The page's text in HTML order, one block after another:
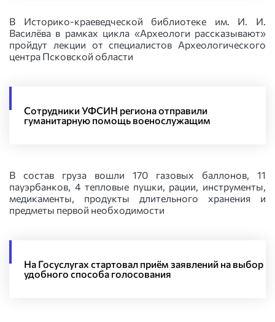
В Историко-краеведческой библиотеке им. И. И.
Василёва в рамках цикла «Археологи рассказывают»
пройдут лекции от специалистов Археологического
центра Псковской области
Сотрудники УФСИН региона отправили
гуманитарную помощь военослужащим
В состав груза вошли 170 газовых баллонов, 11
пауэрбанков, 4 тепловые пушки, рации, инструменты,
медикаменты, продукты длительного хранения и
предметы первой необходимости
На Госуслугах стартовал приём заявлений на выбор
удобного способа голосования